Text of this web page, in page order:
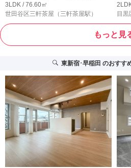
3LDK / 76.60㎡
世田谷区三軒茶屋 （三軒茶屋駅）
目黒
もっと見
東新宿･早稲田 のおすす